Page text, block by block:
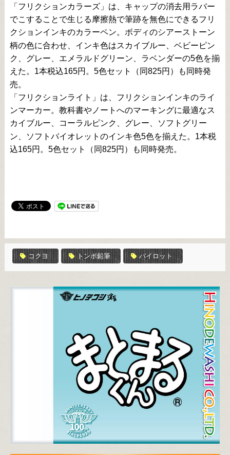
「フリクションカラーズ」は、キャップの消去用ラバー
でこすることで生じる摩擦熱で筆跡を無色にできるフリ
クションインキのカラーペン。ボディのシアーストーン
柄の色に合わせ、インキ色はスカイブルー、ベビーピン
ク、グレー、エメラルドグリーン、ラベンダーの5色を揃
えた。1本税込165円。 5色セット（同 825円 ）も同時発
売。
「フリクションライト」は、フリクションインキのライ
ンマーカー。教科書やノートへのマーキングに最適なス
カイブルー、コーラルピンク、グレー、ソフトグリー
ン、ソフトバイオレットのインキ色5色を揃えた。1本税
込165円。5色セット（同825円）も同時発売。
コクヨ トンボ鉛筆 パイロット